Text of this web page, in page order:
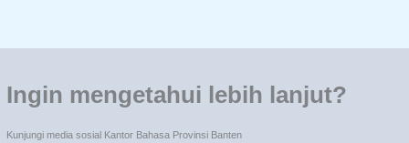
Ingin mengetahui lebih lanjut?
Kunjungi media sosial Kantor Bahasa Provinsi Banten